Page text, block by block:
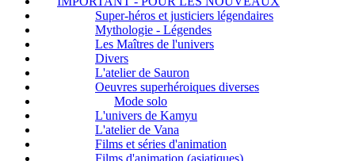
Super-héros et justiciers légendaires
Mythologie - Légendes
Les Maîtres de l'univers
Divers
L'atelier de Sauron
Oeuvres superhéroiques diverses
Mode solo
L'univers de Kamyu
L'atelier de Vana
Films et séries d'animation
Films d'animation (asiatiques)